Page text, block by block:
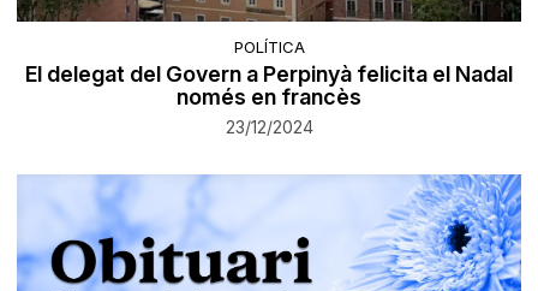
POLÍTICA
El delegat del Govern a Perpinyà felicita el Nadal
només en francès
23/12/2024